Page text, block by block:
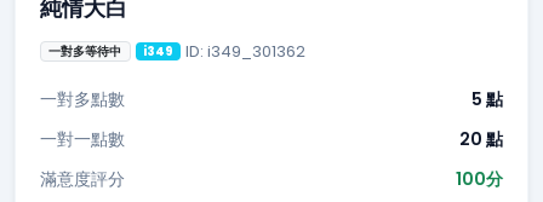
純情大白
一對多等待中 i349 ID: i349_301362
一對多點數
5 點
一對一點數
20 點
滿意度評分
100分